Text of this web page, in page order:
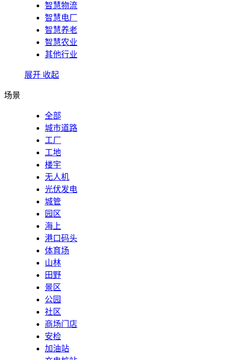
智慧物流
智慧电厂
智慧养老
智慧农业
其他行业
展开 收起
场景
全部
城市道路
工厂
工地
楼宇
无人机
光伏发电
城管
园区
海上
港口码头
体育场
山林
田野
景区
公园
社区
商场门店
安检
加油站